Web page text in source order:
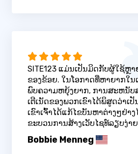
SITE123 ແມ່ນເປັນມິດກັບຜູ້ໃຊ້ຫຼ
ຂອງຂ້ອຍ. ໃນໂອກາດທີ່ຫາຍາກໃນ
ພົບຄວາມຫຍຸ້ງຍາກ, ການສະຫນັບ
ເຕີເນັດຂອງພວກເຂົາໄດ້ພິສູດວ່າເ
ເຂົາເຈົ້າໄດ້ແກ້ໄຂບັນຫາຕ່າງໆຢ່າ
ຂະບວນການສ້າງເວັບໄຊທ໌ລຽບງ່າ
Bobbie Menneg